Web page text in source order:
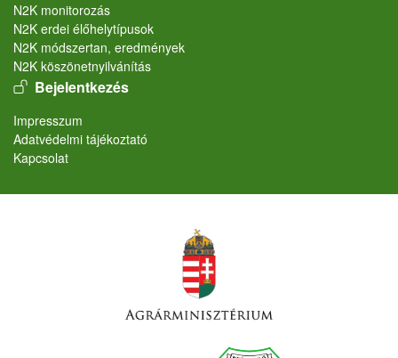
N2K monitorozás
N2K erdei élőhelytípusok
N2K módszertan, eredmények
N2K köszönetnyilvánítás
User account menu
Bejelentkezés
Lábléc
Impresszum
Adatvédelmi tájékoztató
Kapcsolat